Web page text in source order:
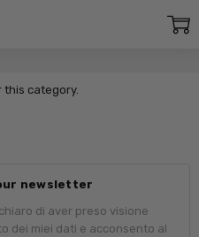
this category.
newsletter
di aver preso visione
dei miei dati e acconsento al